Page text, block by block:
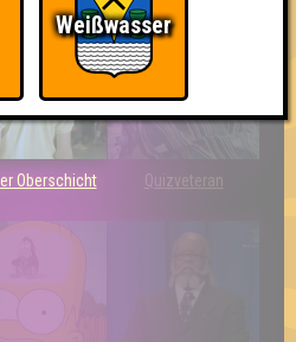
Oberschicht Quizveteran
Weißwasser